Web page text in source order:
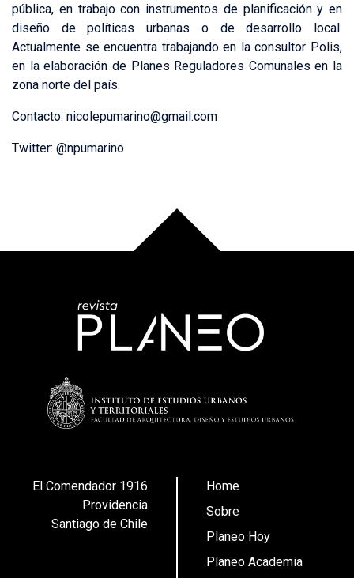
pública, en trabajo con instrumentos de planificación y en
diseño de políticas urbanas o de desarrollo local.
Actualmente se encuentra trabajando en la consultor Polis,
en la elaboración de Planes Reguladores Comunales en la
zona norte del país.
Contacto: nicolepumarino@gmail.com
Twitter: @npumarino
El Comendador 1916
Providencia
Santiago de Chile
Home
Sobre
Planeo Hoy
Planeo Academia